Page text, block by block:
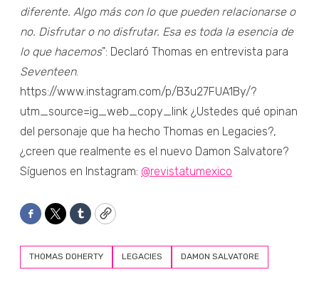
diferente. Algo más con lo que pueden relacionarse o
no. Disfrutar o no disfrutar. Esa es toda la esencia de
lo que hacemos": Declaró Thomas en entrevista para
Seventeen.
https://www.instagram.com/p/B3u27FUA1By/?
utm_source=ig_web_copy_link ¿Ustedes qué opinan
del personaje que ha hecho Thomas en Legacies?,
¿creen que realmente es el nuevo Damon Salvatore?
Síguenos en Instagram: @revistatumexico
Facebook
TwitterTumblrCopy
THOMAS DOHERTY LEGACIES DAMON SALVATORE